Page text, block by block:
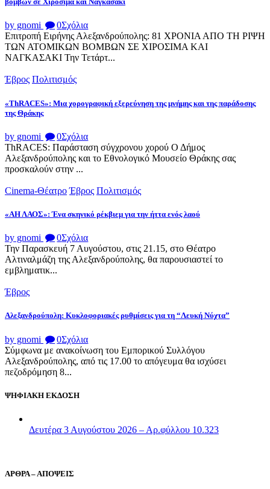
by gnomi 0Σχόλια
Επιτροπή Ειρήνης Αλεξανδρούπολης: 81 ΧΡΟΝΙΑ ΑΠΟ ΤΗ ΡΙΨΗ
ΤΩΝ ΑΤΟΜΙΚΩΝ ΒΟΜΒΩΝ ΣΕ ΧΙΡΟΣΙΜΑ ΚΑΙ
ΝΑΓΚΑΣΑΚΙ Την Τετάρτ...
Έβρος Πολιτισμός
«ThRACES»: Μια χορογραφική εξερεύνηση της μνήμης και της παράδοσης
της Θράκης
by gnomi 0Σχόλια
ThRACES: Παράσταση σύγχρονου χορού Ο Δήμος
Αλεξανδρούπολης και το Εθνολογικό Μουσείο Θράκης σας
προσκαλούν στην ...
Cinema-Θέατρο Έβρος Πολιτισμός
«ΑΗ ΛΑΟΣ»: Ένα σκηνικό ρέκβιεμ για την ήττα ενός λαού
by gnomi 0Σχόλια
Την Παρασκευή 7 Αυγούστου, στις 21.15, στο Θέατρο
Αλτιναλμάζη της Αλεξανδρούπολης, θα παρουσιαστεί το
εμβληματικ...
Έβρος
Αλεξανδρούπολη: Κυκλοφοριακές ρυθμίσεις για τη “Λευκή Νύχτα”
by gnomi 0Σχόλια
Σύμφωνα με ανακοίνωση του Εμπορικού Συλλόγου
Αλεξανδρούπολης, από τις 17.00 το απόγευμα θα ισχύσει
πεζοδρόμηση 8...
ΨΗΦΙΑΚΗ ΕΚΔΟΣΗ
Δευτέρα 3 Αυγούστου 2026 – Αρ.φύλλου 10.323
ΑΡΘΡΑ – ΑΠΟΨΕΙΣ